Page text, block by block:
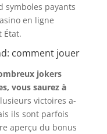
symboles payants
en ligne
État.
comment jouer
jokers
vous saurez à
victoires a-
ils sont parfois
aperçu du bonus